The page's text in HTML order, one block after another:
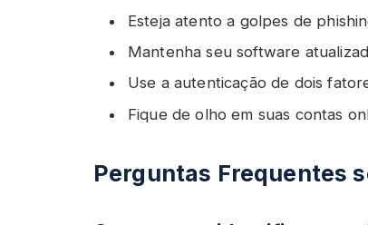
Esteja atento a golpes de
Mantenha seu software
Use a autenticação de dois
Fique de olho em suas contas
Perguntas Frequentes